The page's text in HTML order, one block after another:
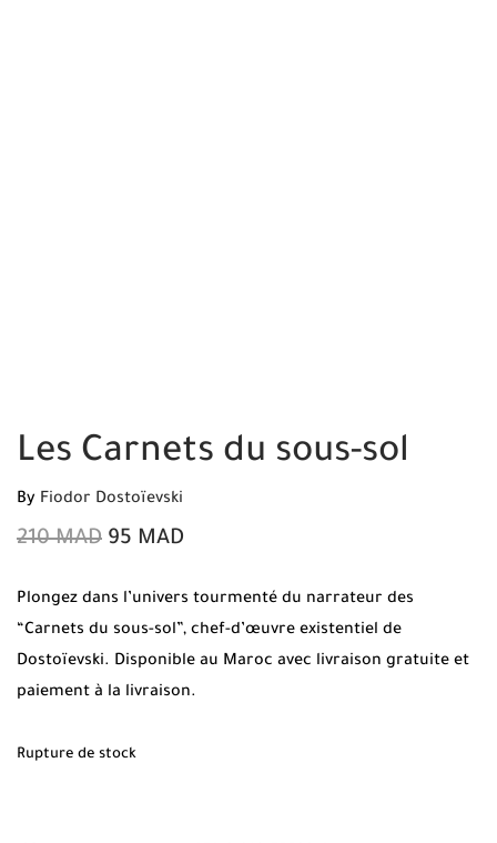
Les Carnets du sous-sol
By Fiodor Dostoïevski
210MAD 95 MAD
Plongez dans l’univers tourmenté du narrateur des
“Carnets du sous-sol”, chef-d’œuvre existentiel de
Dostoïevski. Disponible au Maroc avec livraison gratuite et
paiement à la livraison.
Rupture de stock